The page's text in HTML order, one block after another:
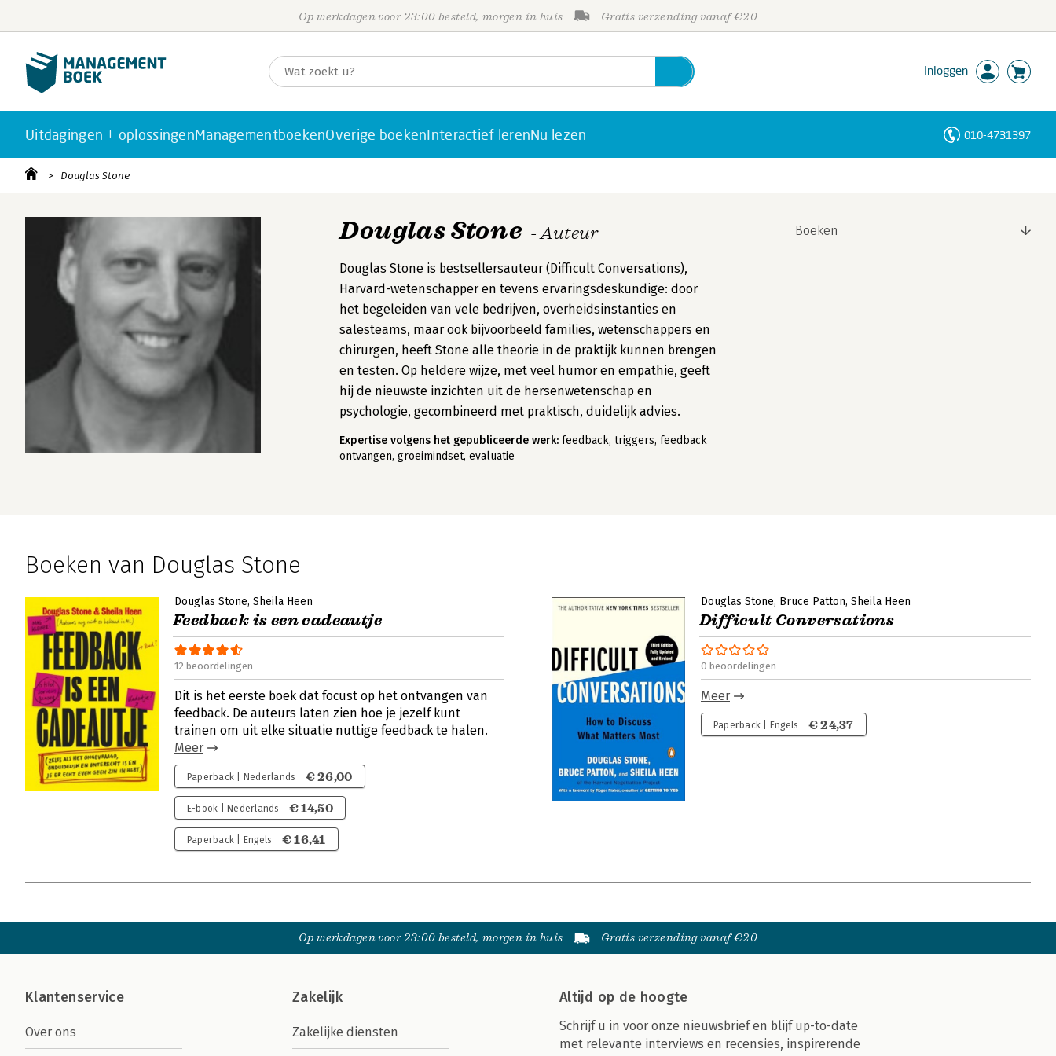
Op werkdagen voor 23:00 besteld, morgen in huis Gratis verzending vanaf €20
Inloggen
Uitdagingen + oplossingenManagementboekenOverige boekenInteractief lerenNu lezen 010-4731397
Douglas Stone
Douglas Stone - Auteur
Douglas Stone is bestsellersauteur (Difficult Conversations),
Harvard-wetenschapper en tevens ervaringsdeskundige: door
het begeleiden van vele bedrijven, overheidsinstanties en
salesteams, maar ook bijvoorbeeld families, wetenschappers en
chirurgen, heeft Stone alle theorie in de praktijk kunnen brengen
en testen. Op heldere wijze, met veel humor en empathie, geeft
hij de nieuwste inzichten uit de hersenwetenschap en
psychologie, gecombineerd met praktisch, duidelijk advies.
Expertise volgens het gepubliceerde werk: feedback, triggers, feedback
ontvangen, groeimindset, evaluatie
Boeken
Boeken van Douglas Stone
Douglas Stone Sheila Heen
Feedback is een cadeautje
12 beoordelingen
Dit is het eerste boek dat focust op het ontvangen van
feedback. De auteurs laten zien hoe je jezelf kunt
trainen om uit elke situatie nuttige feedback te halen.
Meer
Paperback | Nederlands € 26,00
E-book | Nederlands € 14,50
Paperback | Engels € 16,41
Douglas Stone Bruce Patton Sheila Heen
Difficult Conversations
0 beoordelingen
Meer
Paperback | Engels € 24,37
Op werkdagen voor 23:00 besteld, morgen in huis Gratis verzending vanaf €20
Klantenservice
Over ons
Zakelijk
Zakelijke diensten
Altijd op de hoogte
Schrijf u in voor onze nieuwsbrief en blijf up-to-date
met relevante interviews en recensies, inspirerende
Personen